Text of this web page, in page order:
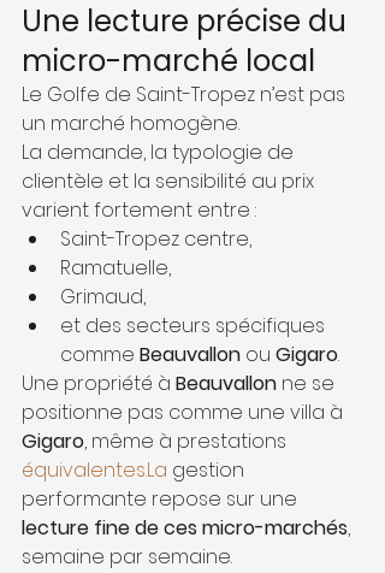
Une lecture précise du
micro-marché local
Le Golfe de Saint-Tropez n’est pas
un marché homogène.
La demande, la typologie de
clientèle et la sensibilité au prix
varient fortement entre :
Saint-Tropez centre,
Ramatuelle,
Grimaud,
et des secteurs spécifiques
comme Beauvallon ou Gigaro.
Une propriété à Beauvallon ne se
positionne pas comme une villa à
Gigaro, même à prestations
équivalentes.La gestion
performante repose sur une
lecture fine de ces micro-marchés,
semaine par semaine.